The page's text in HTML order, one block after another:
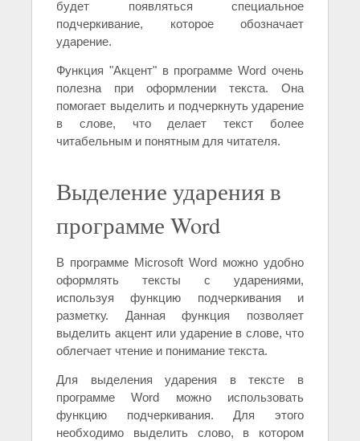
будет появляться специальное
подчеркивание, которое обозначает
ударение.
Функция "Акцент" в программе Word очень
полезна при оформлении текста. Она
помогает выделить и подчеркнуть ударение
в слове, что делает текст более
читабельным и понятным для читателя.
Выделение ударения в
программе Word
В программе Microsoft Word можно удобно
оформлять тексты с ударениями,
используя функцию подчеркивания и
разметку. Данная функция позволяет
выделить акцент или ударение в слове, что
облегчает чтение и понимание текста.
Для выделения ударения в тексте в
программе Word можно использовать
функцию подчеркивания. Для этого
необходимо выделить слово, в котором